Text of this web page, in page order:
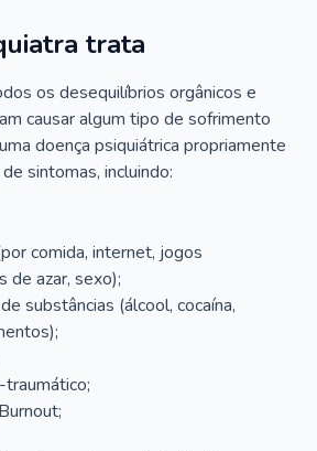
trata
os desequilíbrios orgânicos e
causar algum tipo de sofrimento
doença psiquiátrica propriamente
sintomas, incluindo:
comida, internet, jogos
de azar, sexo);
substâncias (álcool, cocaína,